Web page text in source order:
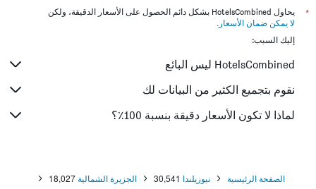
*
يحاول HotelsCombined بشكل دائم الحصول على الأسعار الدقيقة، ولكن
لا يمكن ضمان الأسعار .
إليك السبب:
HotelsCombined ليس البائع
نقوم بتجميع الكثير من البيانات لك
لماذا لا تكون الأسعار دقيقة بنسبة 100٪؟
الصفحة الرئيسية نيوزيلندا 30,541 الجزيرة الشمالية 18,027